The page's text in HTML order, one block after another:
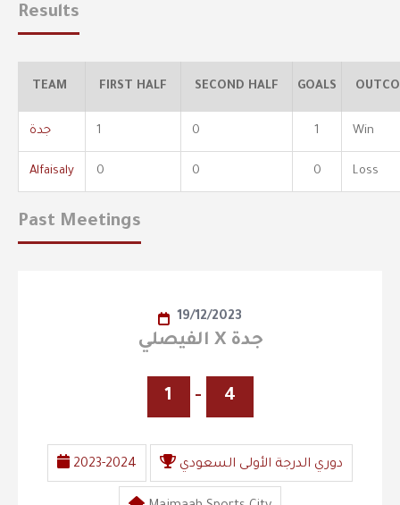
Results
TEAM FIRST HALF SECOND HALF GOALS
جدة 1 0 1 Win
Alfaisaly 0 0 0 Loss
Past Meetings
19/12/2023
الفيصلي X جدة
1 - 4
2023-2024 دوري الدرجة الأولى السعودي